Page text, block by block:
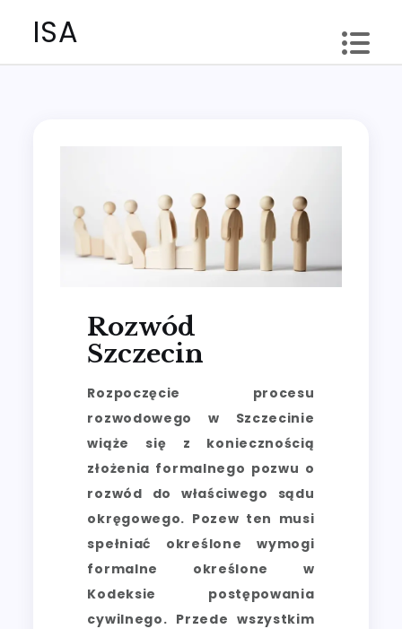
ISA
Rozwód
Szczecin
Rozpoczęcie procesu
rozwodowego w Szczecinie
wiąże się z koniecznością
złożenia formalnego pozwu o
rozwód do właściwego sądu
okręgowego. Pozew ten musi
spełniać określone wymogi
formalne określone w
Kodeksie postępowania
cywilnego. Przede wszystkim